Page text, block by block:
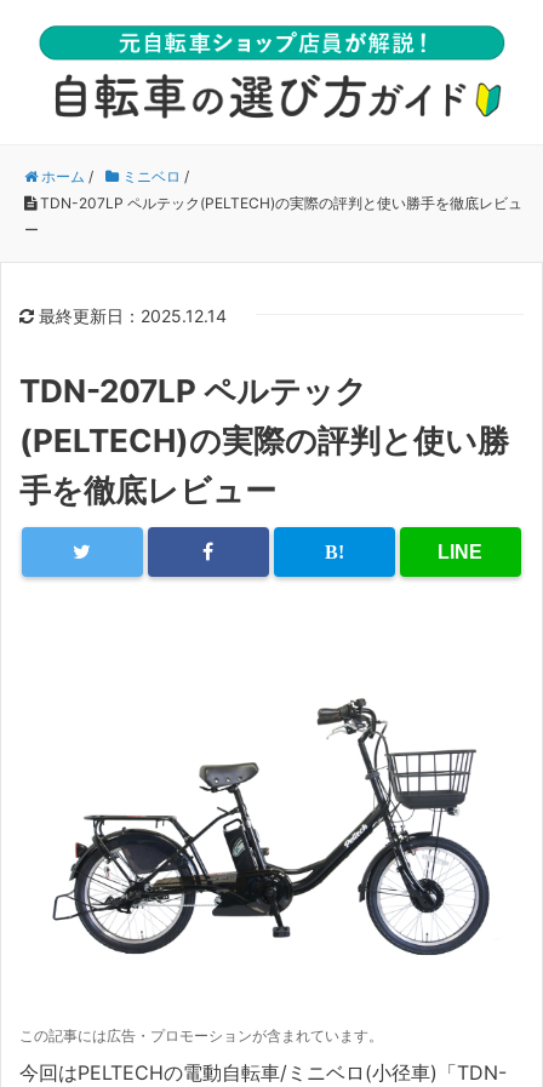
ホーム / ミニベロ /
TDN-207LP ペルテック(PELTECH)の実際の評判と使い勝手を徹底レビュ
ー
最終更新日：2025.12.14
TDN-207LP ペルテック
(PELTECH)の実際の評判と使い勝
手を徹底レビュー
この記事には広告・プロモーションが含まれています。
今回はPELTECHの電動自転車/ミニベロ(小径車)「TDN-